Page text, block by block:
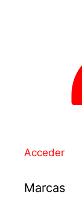
Acceder
Marcas